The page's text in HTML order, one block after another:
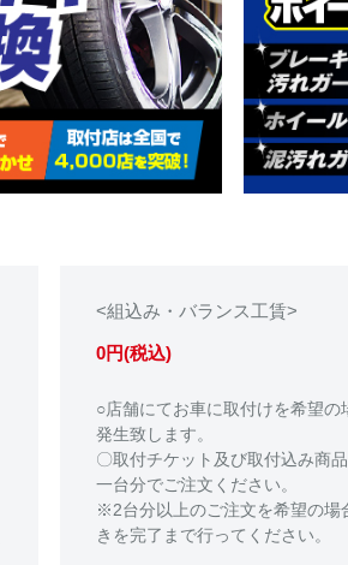
<組込み・バランス工賃>
0円(税込)
○店舗にてお車に取付けを希望
発生致します。
〇取付チケット及び取付込み商
一台分でご注文ください。
※2台分以上のご注文を希望の場
きを完了まで行ってください。